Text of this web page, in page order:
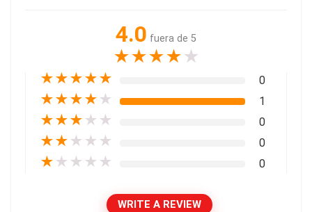
4.0 fuera de 5
★★★★★
★★★★★ 0
★★★★ ★ 1
★★★ ★ ★ 0
★★ ★ ★ ★ 0
★ ★ ★ ★ ★ 0
WRITE A REVIEW